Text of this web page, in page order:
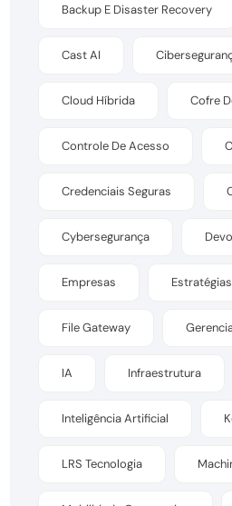
Backup E Disaster Recovery
Cast AI
Cloud Híbrida Cofre
Controle De Acesso
Credenciais Seguras
Cybersegurança
Empresas Estratégias
File Gateway
IA Infraestrutura
Inteligência Artificial
LRS Tecnologia